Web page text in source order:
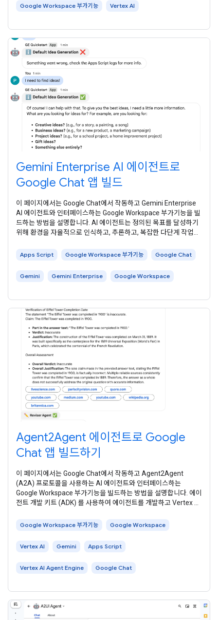
Google Workspace 부가기능 Vertex AI
Gemini Enterprise AI 에이전트로
Google Chat 앱 빌드
이 페이지에서는 Google Chat에서 작동하고 Gemini Enterprise
AI 에이전트와 인터페이스하는 Google Workspace 부가기능을 빌
드하는 방법을 설명합니다. AI 에이전트는 정의된 목표를 달성하기
위해 환경을 자율적으로 인식하고, 추론하고, 복잡한 다단계 작업을
제 해결을 지원하는 Google의 기본 아이디어 생성 에이전트 를 사
Apps Script Google Workspace 부가기능 Google Chat
Gemini Gemini Enterprise Google Workspace
Agent2Agent 에이전트로 Google
Chat 앱 빌드하기
이 페이지에서는 Google Chat에서 작동하고 Agent2Agent
(A2A) 프로토콜을 사용하는 AI 에이전트와 인터페이스하는
Google Workspace 부가기능을 빌드하는 방법을 설명합니다. 에이
전트 개발 키트 (ADK) 를 사용하여 에이전트를 개발하고 Vertex AI
성하기 위해 환경을 자율적으로 인식하고, 추론하고, 복잡한 다단계
Google Workspace 부가기능 Google Workspace
Vertex AI Gemini Apps Script
Vertex AI Agent Engine Google Chat